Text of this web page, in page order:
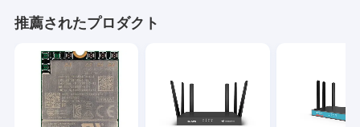
推薦されたプロダクト